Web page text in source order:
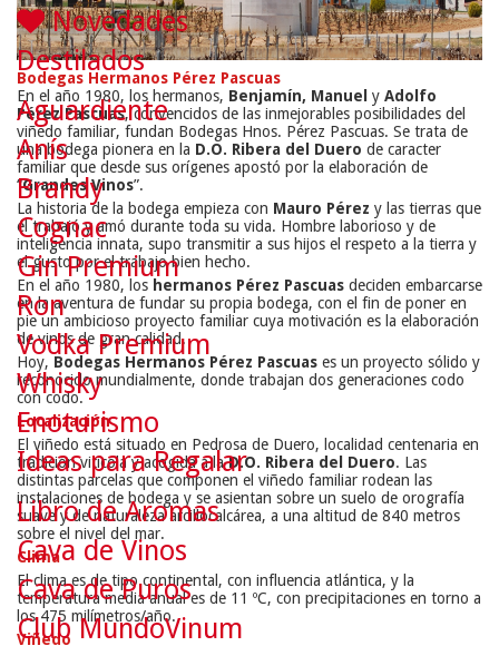
Bodegas Hermanos Pérez Pascuas
En el año 1980, los hermanos, Benjamín, Manuel y Adolfo
Pérez Pascuas, convencidos de las inmejorables posibilidades del
viñedo familiar, fundan Bodegas Hnos. Pérez Pascuas. Se trata de
una bodega pionera en la D.O. Ribera del Duero de caracter
familiar que desde sus orígenes apostó por la elaboración de
“Grandes Vinos”.
La historia de la bodega empieza con Mauro Pérez y las tierras que
él trabajó y amó durante toda su vida. Hombre laborioso y de
inteligencia innata, supo transmitir a sus hijos el respeto a la tierra y
el gusto por el trabajo bien hecho.
En el año 1980, los hermanos Pérez Pascuas deciden embarcarse
en la aventura de fundar su propia bodega, con el fin de poner en
pie un ambicioso proyecto familiar cuya motivación es la elaboración
de vinos de gran calidad.
Hoy, Bodegas Hermanos Pérez Pascuas es un proyecto sólido y
reconocido mundialmente, donde trabajan dos generaciones codo
con codo.
Localización
El viñedo está situado en Pedrosa de Duero, localidad centenaria en
tradición vitícola y acogida a laD.O. Ribera del Duero. Las
distintas parcelas que componen el viñedo familiar rodean las
instalaciones de bodega y se asientan sobre un suelo de orografía
suave y de naturaleza arcillocalcárea, a una altitud de 840 metros
sobre el nivel del mar.
Clima
El clima es de tipo continental, con influencia atlántica, y la
temperatura media anual es de 11 ºC, con precipitaciones en torno a
los 475 milímetros/año.
Viñedo
Novedades
Destilados
Aguardiente
Anís
Brandy
Cognac
Gin Premium
Ron
Vodka Premium
Whisky
Enoturismo
Ideas para Regalar
Libro de Aromas
Cava de Vinos
Cava de Puros
Club MundoVinum